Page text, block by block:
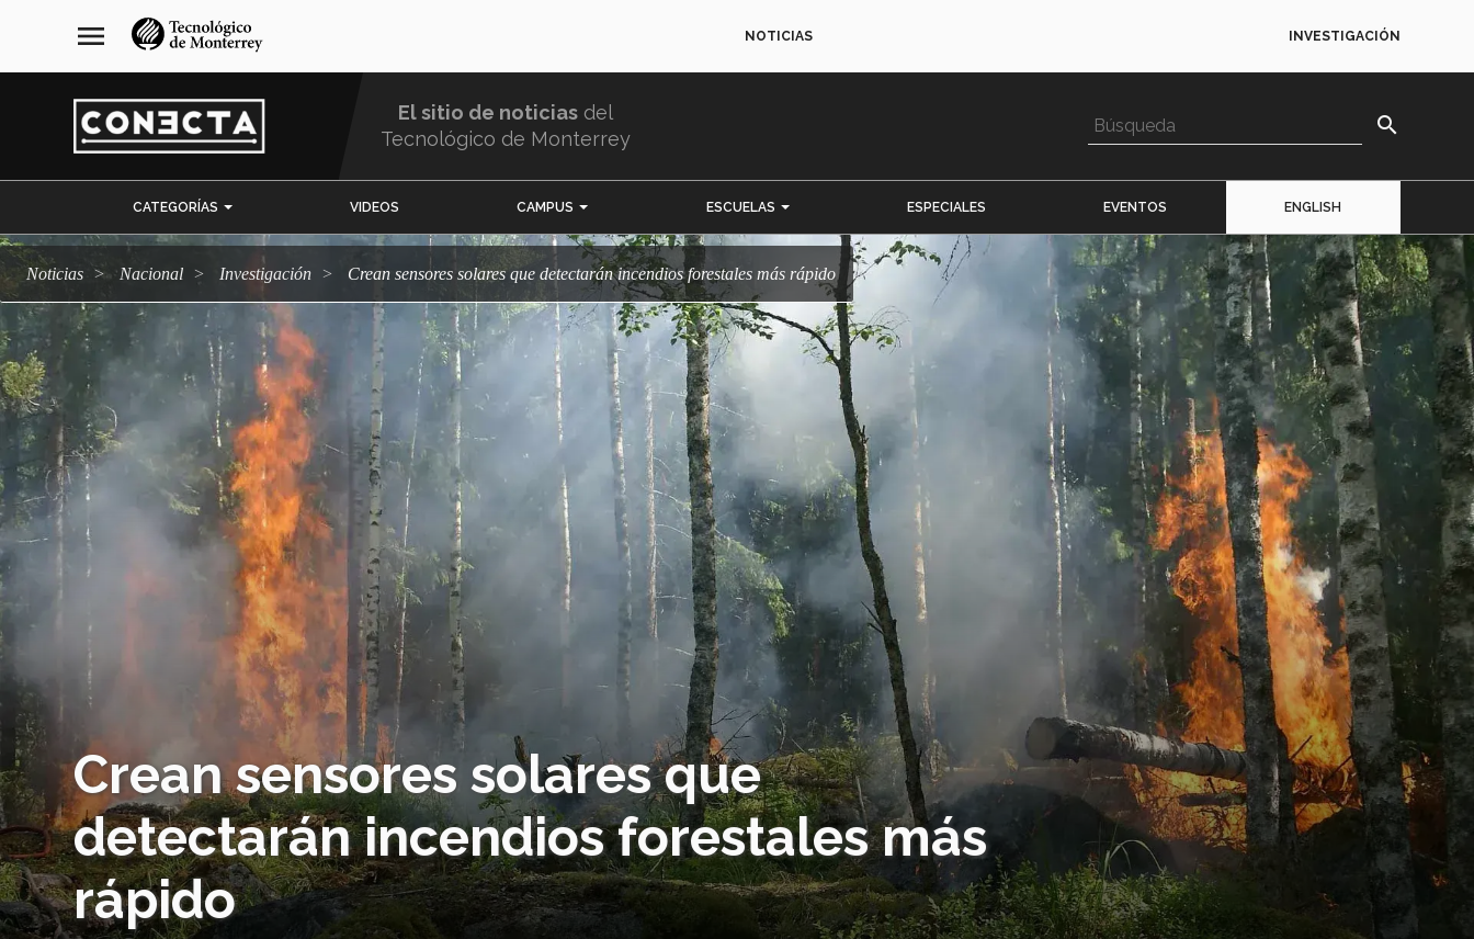
navegación
principal
menu NOTICIAS INVESTIGACIÓN
El sitio de noticias del
Tecnológico de Monterrey
search
CATEGORÍAS VIDEOS CAMPUS ESCUELAS ESPECIALES EVENTOS ENGLISH
Noticias Nacional Investigación Crean sensores solares que detectarán incendios forestales más rápido
Crean sensores solares que
detectarán incendios forestales más
rápido